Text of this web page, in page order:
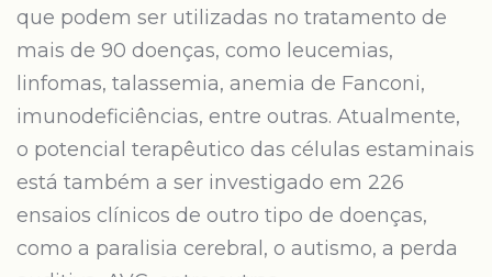
que podem ser utilizadas no tratamento de
mais de 90 doenças, como leucemias,
linfomas, talassemia, anemia de Fanconi,
imunodeficiências, entre outras. Atualmente,
o potencial terapêutico das células estaminais
está também a ser investigado em 226
ensaios clínicos de outro tipo de doenças,
como a paralisia cerebral, o autismo, a perda